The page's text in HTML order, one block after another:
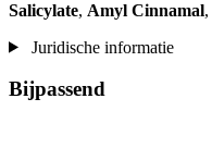
Salicylate, Amyl Cinnamal,
Juridische informatie
Bijpassend